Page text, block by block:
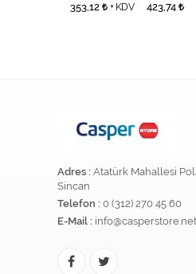
353,12 + KDV 423,74
Adres : Atatürk Mahallesi
Sincan
Telefon : 0 (312) 270 45 60
E-Mail : info@casperstore.net